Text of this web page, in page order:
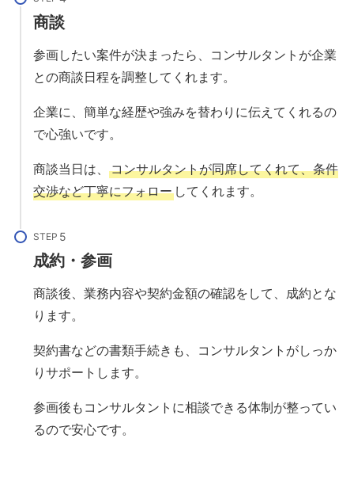
商談
参画したい案件が決まったら、コンサルタントが企業
との商談日程を調整してくれます。
企業に、簡単な経歴や強みを替わりに伝えてくれるの
で心強いです。
商談当日は、 コンサルタントが同席してくれて、条件
交渉など丁寧にフォローしてくれます。
STEP
成約・参画
商談後、業務内容や契約金額の確認をして、成約とな
ります。
契約書などの書類手続きも、コンサルタントがしっか
りサポートします。
参画後もコンサルタントに相談できる体制が整ってい
るので安心です。